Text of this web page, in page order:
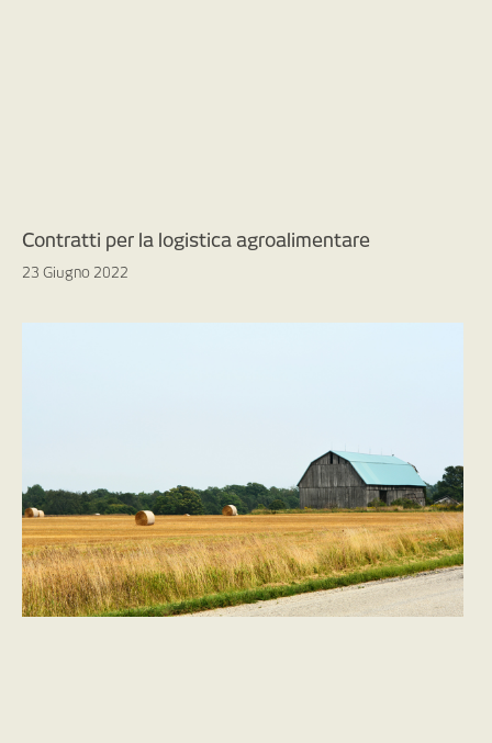
Contratti per la logistica agroalimentare
23 Giugno 2022